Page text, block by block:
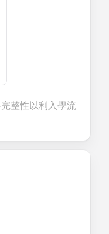
整性以利入學流